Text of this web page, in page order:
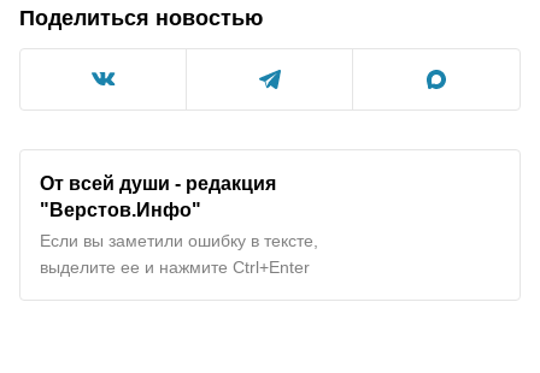
Поделиться новостью
От всей души - редакция
"Верстов.Инфо"
Если вы заметили ошибку в тексте,
выделите ее и нажмите Ctrl+Enter